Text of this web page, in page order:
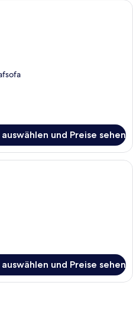
Ein Schlafzimmer mit einem
und Preise sehen
Ein ordentlich bezogenes Bett mit
und Preise sehen